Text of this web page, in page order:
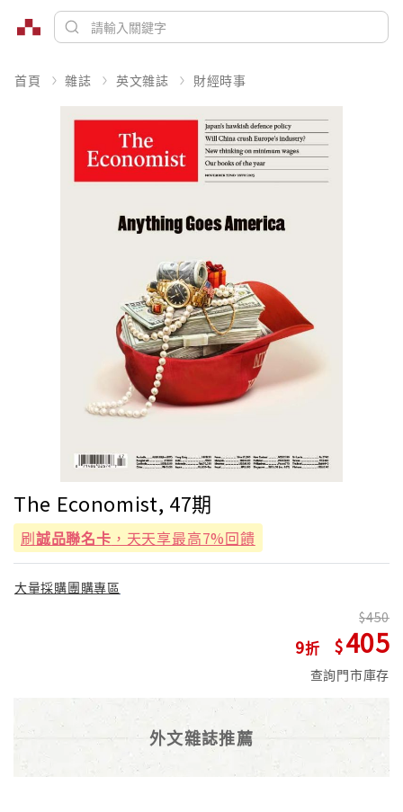
首頁 雜誌 英文雜誌 財經時事
The Economist, 47期
刷誠品聯名卡 ，天天享最高7%回饋
大量採購團購專區
9
450
405
查詢門市庫存
外文雜誌推薦